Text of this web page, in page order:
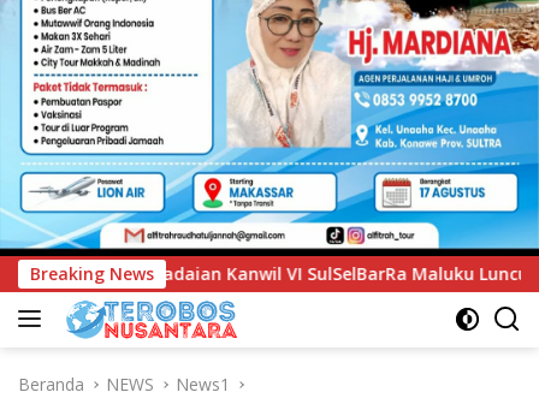
Breaking News
VI SulSelBarRa Maluku Luncurkan Program PANDE
Beranda NEWS News1